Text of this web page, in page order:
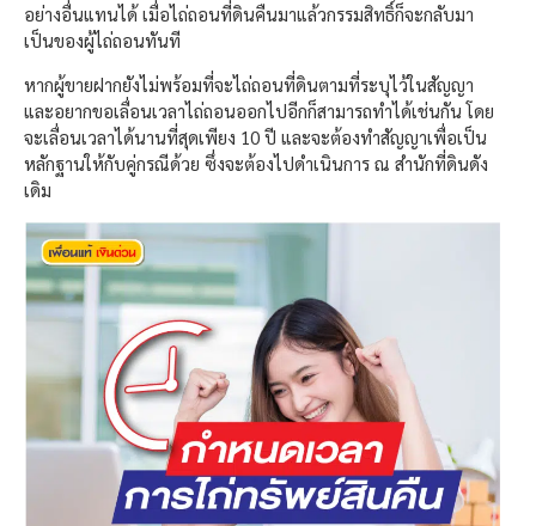
อย่างอื่นแทนได้ เมื่อไถ่ถอนที่ดินคืนมาแล้วกรรมสิทธิ์ก็จะกลับมา
เป็นของผู้ไถ่ถอนทันที
หากผู้ขายฝากยังไม่พร้อมที่จะไถ่ถอนที่ดินตามที่ระบุไว้ในสัญญา
และอยากขอเลื่อนเวลาไถ่ถอนออกไปอีกก็สามารถทำได้เช่นกัน โดย
จะเลื่อนเวลาได้นานที่สุดเพียง 10 ปี และจะต้องทำสัญญาเพื่อเป็น
หลักฐานให้กับคู่กรณีด้วย ซึ่งจะต้องไปดำเนินการ ณ สำนักที่ดินดัง
เดิม